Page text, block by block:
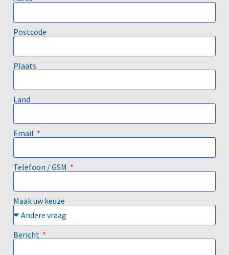
Postcode
Plaats
Land
Email
Telefoon / GSM
Maak uw keuze
Bericht